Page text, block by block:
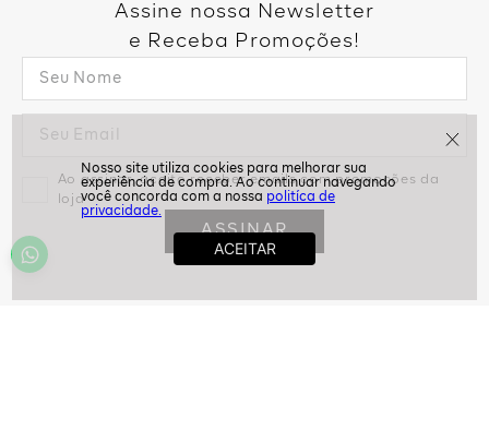
politíca de
privacidade.
Assine nossa Newsletter
e Receba Promoções!
Ao assinar, aceito receber emails com promoções da
loja
ASSINAR